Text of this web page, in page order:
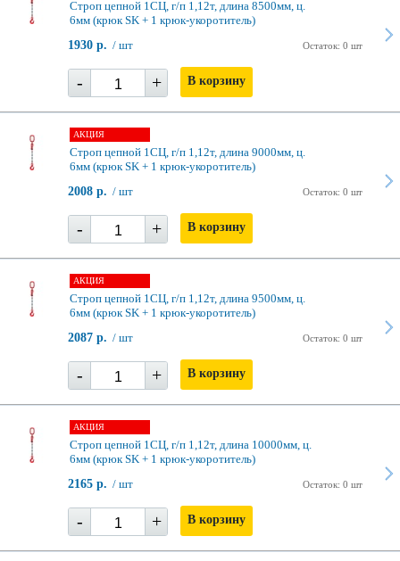
Строп цепной 1СЦ, г/п 1,12т, длина 8500мм, ц.
6мм (крюк SK + 1 крюк-укоротитель)
Остаток: 0 шт
1930 р. / шт
- + В корзину
АКЦИЯ
Строп цепной 1СЦ, г/п 1,12т, длина 9000мм, ц.
6мм (крюк SK + 1 крюк-укоротитель)
Остаток: 0 шт
2008 р. / шт
- + В корзину
АКЦИЯ
Строп цепной 1СЦ, г/п 1,12т, длина 9500мм, ц.
6мм (крюк SK + 1 крюк-укоротитель)
Остаток: 0 шт
2087 р. / шт
- + В корзину
АКЦИЯ
Строп цепной 1СЦ, г/п 1,12т, длина 10000мм, ц.
6мм (крюк SK + 1 крюк-укоротитель)
Остаток: 0 шт
2165 р. / шт
- + В корзину